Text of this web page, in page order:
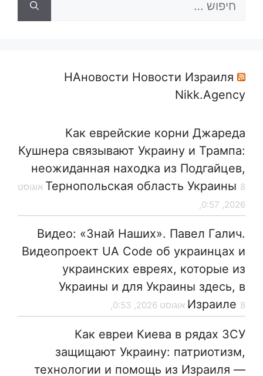
НАновости Новости Израиля
Nikk.Agency
Как еврейские корни Джареда
Кушнера связывают Украину и Трампа:
неожиданная находка из Подгайцев,
Тернопольская область Украины 8 אוגוסט
2026, 0:57,
Видео: «Знай Наших». Павел Галич.
Видеопроект UA Code об украинцах и
украинских евреях, которые из
Украины и для Украины здесь, в
Израиле 8 אוגוסט 2026, 0:53,
Как евреи Киева в рядах ЗСУ
защищают Украину: патриотизм,
технологии и помощь из Израиля —